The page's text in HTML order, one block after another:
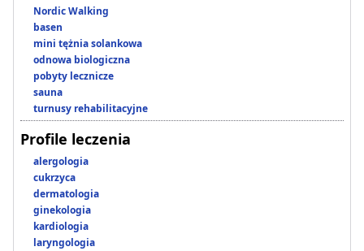
Nordic Walking
basen
mini tężnia solankowa
odnowa biologiczna
pobyty lecznicze
sauna
turnusy rehabilitacyjne
Profile leczenia
alergologia
cukrzyca
dermatologia
ginekologia
kardiologia
laryngologia